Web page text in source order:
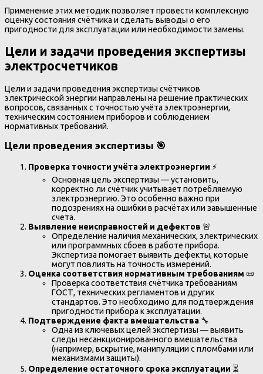
Применение этих методик позволяет провести комплексную
оценку состояния счётчика и сделать выводы о его
пригодности для эксплуатации или необходимости замены.
Цели и задачи проведения экспертизы
электросчетчиков
Цели и задачи проведения экспертизы счётчиков
электрической энергии направлены на решение практических
вопросов, связанных с точностью учёта электроэнергии,
техническим состоянием приборов и соблюдением
нормативных требований.
Цели проведения экспертизы 🎯
Проверка точности учёта электроэнергии ⚡
Основная цель экспертизы — установить,
корректно ли счётчик учитывает потребляемую
электроэнергию. Это особенно важно при
подозрениях на ошибки в расчётах или завышенные
счета.
Выявление неисправностей и дефектов 🚨
Определение наличия механических, электрических
или программных сбоев в работе прибора.
Экспертиза помогает выявить дефекты, которые
могут повлиять на точность измерений.
Оценка соответствия нормативным требованиям 📜
Проверка соответствия счётчика требованиям
ГОСТ, технических регламентов и других
стандартов. Это необходимо для подтверждения
пригодности прибора к эксплуатации.
Подтверждение факта вмешательства 🔧
Одна из ключевых целей экспертизы — выявить
следы несанкционированного вмешательства
(например, вскрытие, манипуляции с пломбами или
механизмами защиты).
Определение остаточного срока эксплуатации ⏳